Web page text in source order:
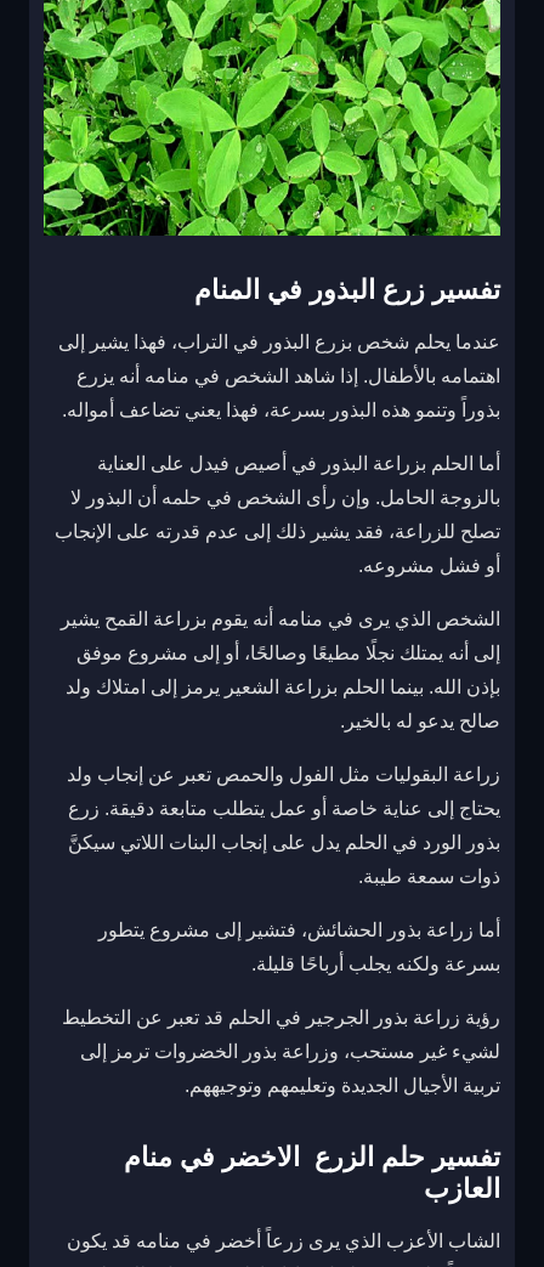
تفسير زرع البذور في المنام
عندما يحلم شخص بزرع البذور في التراب، فهذا يشير إلى
اهتمامه بالأطفال. إذا شاهد الشخص في منامه أنه يزرع
بذوراً وتنمو هذه البذور بسرعة، فهذا يعني تضاعف أمواله.
أما الحلم بزراعة البذور في أصيص فيدل على العناية
بالزوجة الحامل. وإن رأى الشخص في حلمه أن البذور لا
تصلح للزراعة، فقد يشير ذلك إلى عدم قدرته على الإنجاب
أو فشل مشروعه.
الشخص الذي يرى في منامه أنه يقوم بزراعة القمح يشير
إلى أنه يمتلك نجلًا مطيعًا وصالحًا، أو إلى مشروع موفق
بإذن الله. بينما الحلم بزراعة الشعير يرمز إلى امتلاك ولد
صالح يدعو له بالخير.
زراعة البقوليات مثل الفول والحمص تعبر عن إنجاب ولد
يحتاج إلى عناية خاصة أو عمل يتطلب متابعة دقيقة. زرع
بذور الورد في الحلم يدل على إنجاب البنات اللاتي سيكنَّ
ذوات سمعة طيبة.
أما زراعة بذور الحشائش، فتشير إلى مشروع يتطور
بسرعة ولكنه يجلب أرباحًا قليلة.
رؤية زراعة بذور الجرجير في الحلم قد تعبر عن التخطيط
لشيء غير مستحب، وزراعة بذور الخضروات ترمز إلى
تربية الأجيال الجديدة وتعليمهم وتوجيههم.
تفسير حلم الزرع الاخضر في منام
العازب
الشاب الأعزب الذي يرى زرعاً أخضر في منامه قد يكون